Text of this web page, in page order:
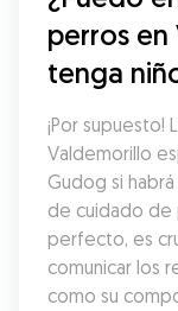
perros
tenga
¡Por
Valdemorillo
Gudog si
de cuidado de
perfecto, es
comunicar los
como su